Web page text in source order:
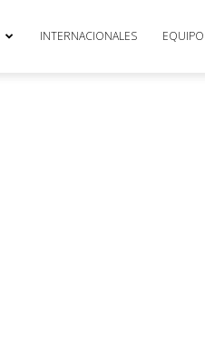
INTERNACIONALES EQUIPO